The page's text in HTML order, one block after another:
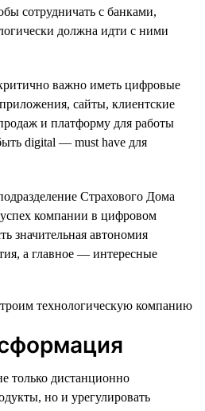
сотрудничать с банками,
должна идти с ними
важно иметь цифровые
сайты, клиентские
и платформу для работы
digital — must have для
Страхового Дома
компании в цифровом
значительная автономия
а главное — интересные
только дистанционно
но и урегулировать